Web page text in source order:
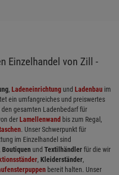
Einzelhandel von Zill -
, Ladeneinrichtung und Ladenbau im
ein umfangreiches und preiswertes
gesamten Ladenbedarf für
derLamellenwand bis zum Regal,
. Unser Schwerpunkt für
im Einzelhandel sind
Boutiquen und Textilhändlerfür die wir
, Kleiderständer,
bereit halten. Unser